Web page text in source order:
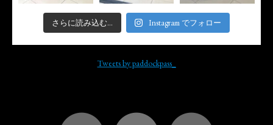
さらに読み込む... Instagram でフォロー
Tweets by paddockpass_